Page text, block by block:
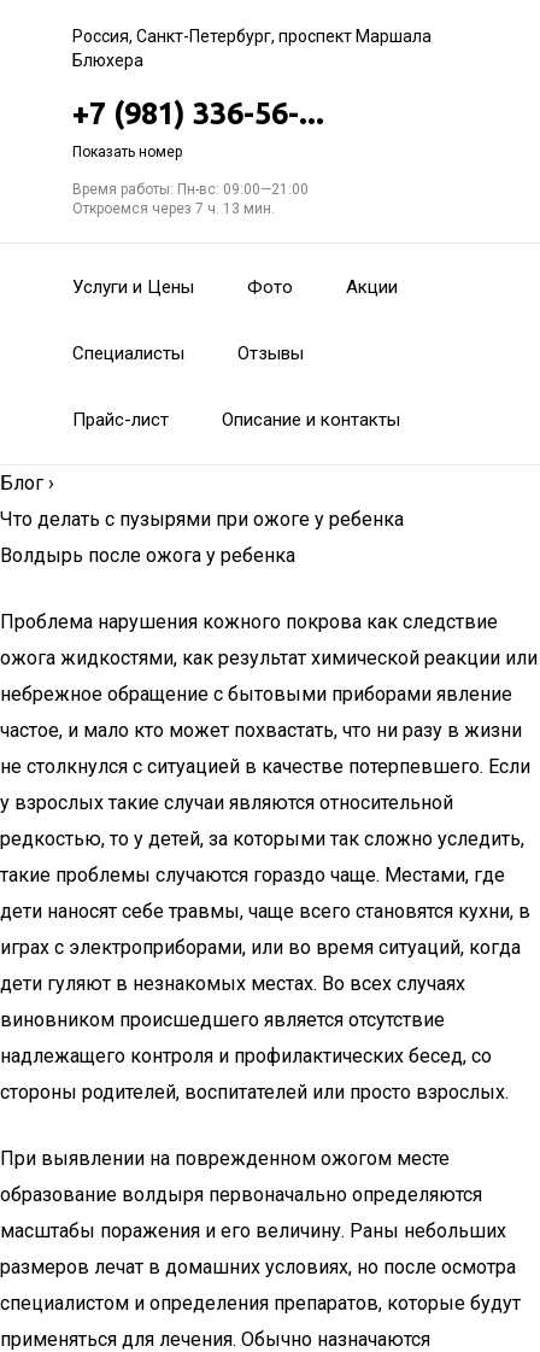
Россия, Санкт-Петербург, проспект Маршала
Блюхера
+7 (981) 336-56-...
Показать номер
Время работы: Пн-вс: 09:00—21:00
Откроемся через 7 ч. 13 мин.
Услуги и Цены Фото Акции
Специалисты Отзывы
Прайс-лист Описание и контакты
Блог ›
Что делать с пузырями при ожоге у ребенка
Волдырь после ожога у ребенка
Проблема нарушения кожного покрова как следствие
ожога жидкостями, как результат химической реакции или
небрежное обращение с бытовыми приборами явление
частое, и мало кто может похвастать, что ни разу в жизни
не столкнулся с ситуацией в качестве потерпевшего. Если
у взрослых такие случаи являются относительной
редкостью, то у детей, за которыми так сложно уследить,
такие проблемы случаются гораздо чаще. Местами, где
дети наносят себе травмы, чаще всего становятся кухни, в
играх с электроприборами, или во время ситуаций, когда
дети гуляют в незнакомых местах. Во всех случаях
виновником происшедшего является отсутствие
надлежащего контроля и профилактических бесед, со
стороны родителей, воспитателей или просто взрослых.
При выявлении на поврежденном ожогом месте
образование волдыря первоначально определяются
масштабы поражения и его величину. Раны небольших
размеров лечат в домашних условиях, но после осмотра
специалистом и определения препаратов, которые будут
применяться для лечения. Обычно назначаются